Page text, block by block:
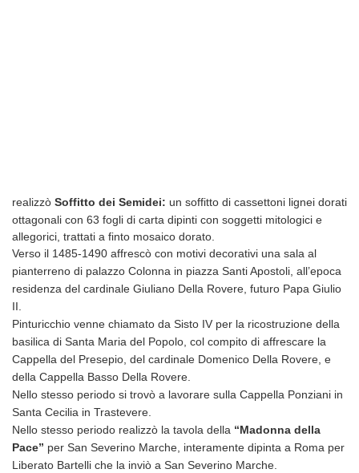
realizzò Soffitto dei Semidei: un soffitto di cassettoni lignei dorati
ottagonali con 63 fogli di carta dipinti con soggetti mitologici e
allegorici, trattati a finto mosaico dorato.
Verso il 1485-1490 affrescò con motivi decorativi una sala al
pianterreno di palazzo Colonna in piazza Santi Apostoli, all’epoca
residenza del cardinale Giuliano Della Rovere, futuro Papa Giulio
II.
Pinturicchio venne chiamato da Sisto IV per la ricostruzione della
basilica di Santa Maria del Popolo, col compito di affrescare la
Cappella del Presepio, del cardinale Domenico Della Rovere, e
della Cappella Basso Della Rovere.
Nello stesso periodo si trovò a lavorare sulla Cappella Ponziani in
Santa Cecilia in Trastevere.
Nello stesso periodo realizzò la tavola della “Madonna della
Pace” per San Severino Marche, interamente dipinta a Roma per
Liberato Bartelli che la inviò a San Severino Marche.